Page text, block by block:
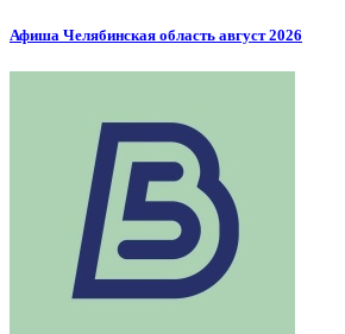
Афиша Челябинская область август 2026